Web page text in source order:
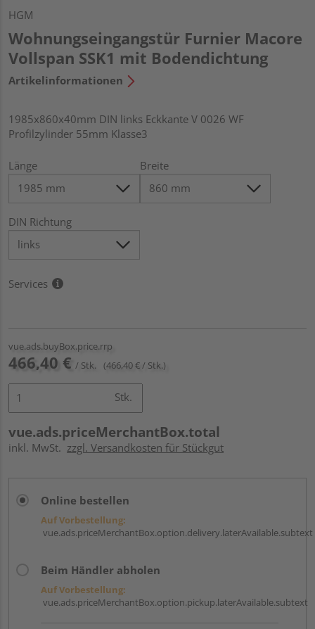
HGM
Wohnungseingangstür Furnier Macore
Vollspan SSK1 mit Bodendichtung
Artikelinformationen
1985x860x40mm DIN links Eckkante V 0026 WF
Profilzylinder 55mm Klasse3
Länge Breite
DIN Richtung
Services
vue.ads.buyBox.price.rrp
466,40 € / Stk. (466,40 € / Stk.)
Stk.
vue.ads.priceMerchantBox.total
inkl. MwSt. zzgl. Versandkosten für Stückgut
Online bestellen
Auf Vorbestellung:
vue.ads.priceMerchantBox.option.delivery.laterAvailable.subtext
Beim Händler abholen
Auf Vorbestellung:
vue.ads.priceMerchantBox.option.pickup.laterAvailable.subtext